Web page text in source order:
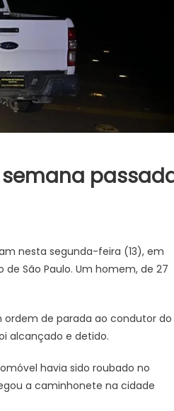
nesta segunda-feira (13), em
São Paulo. Um homem, de 27
ordem de parada ao condutor do
alcançado e detido.
havia sido roubado no
a caminhonete na cidade